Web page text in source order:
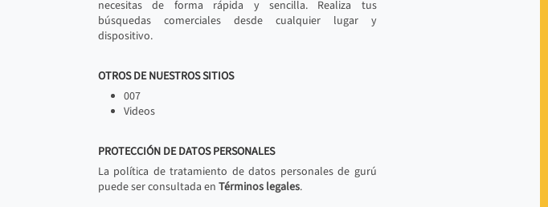
necesitas de forma rápida y sencilla. Realiza tus
búsquedas comerciales desde cualquier lugar y
dispositivo.
OTROS DE NUESTROS SITIOS
007
Videos
PROTECCIÓN DE DATOS PERSONALES
La política de tratamiento de datos personales de gurú
puede ser consultada en Términos legales.